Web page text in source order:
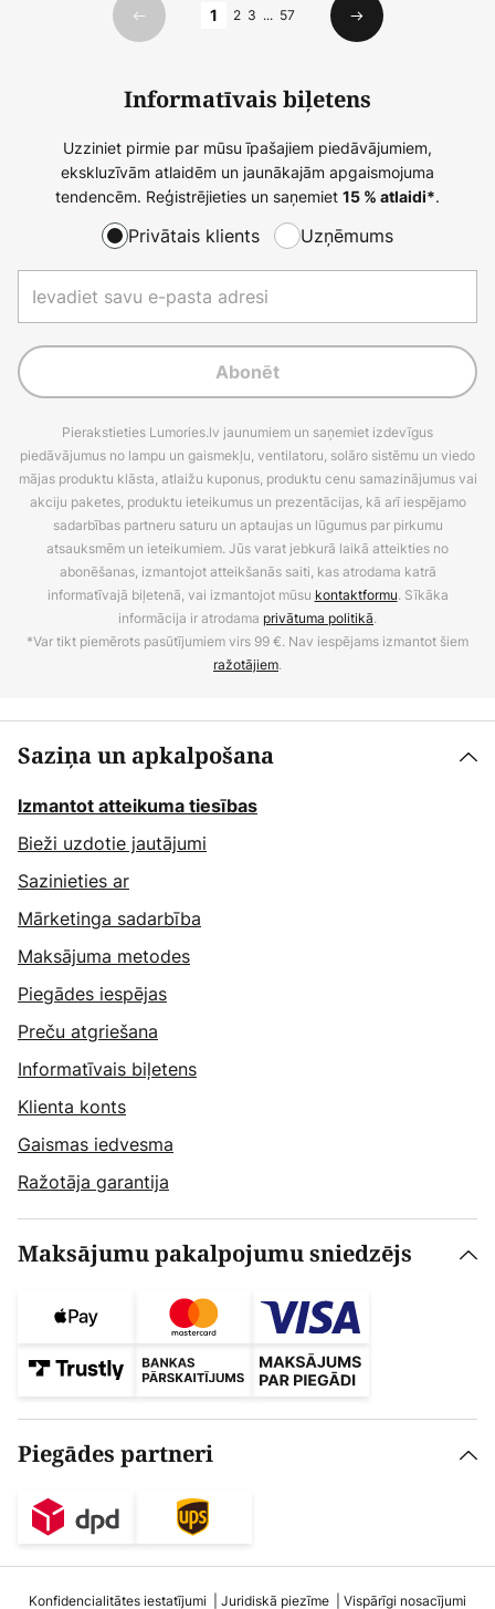
Iepriekšējais
1 2 3 ... 57
Nākamais
Informatīvais biļetens
Uzziniet pirmie par mūsu īpašajiem piedāvājumiem,
ekskluzīvām atlaidēm un jaunākajām apgaismojuma
tendencēm. Reģistrējieties un saņemiet 15 % atlaidi*.
Privātais klients Uzņēmums
Abonēt
Pierakstieties Lumories.lv jaunumiem un saņemiet izdevīgus
piedāvājumus no lampu un gaismekļu, ventilatoru, solāro sistēmu un viedo
mājas produktu klāsta, atlaižu kuponus, produktu cenu samazinājumus vai
akciju paketes, produktu ieteikumus un prezentācijas, kā arī iespējamo
sadarbības partneru saturu un aptaujas un lūgumus par pirkumu
atsauksmēm un ieteikumiem. Jūs varat jebkurā laikā atteikties no
abonēšanas, izmantojot atteikšanās saiti, kas atrodama katrā
informatīvajā biļetenā, vai izmantojot mūsu kontaktformu. Sīkāka
informācija ir atrodama privātuma politikā.
*Var tikt piemērots pasūtījumiem virs 99 €. Nav iespējams izmantot šiem
ražotājiem.
Saziņa un apkalpošana
Izmantot atteikuma tiesības
Bieži uzdotie jautājumi
Sazinieties ar
Mārketinga sadarbība
Maksājuma metodes
Piegādes iespējas
Preču atgriešana
Informatīvais biļetens
Klienta konts
Gaismas iedvesma
Ražotāja garantija
Maksājumu pakalpojumu sniedzējs
Piegādes partneri
Konfidencialitātes iestatījumi Juridiskā piezīme Vispārīgi nosacījumi